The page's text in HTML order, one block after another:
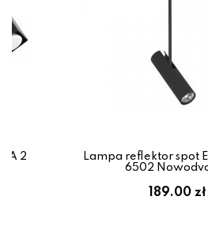
2
Lampa reflektor spot
6502
189.00 zł